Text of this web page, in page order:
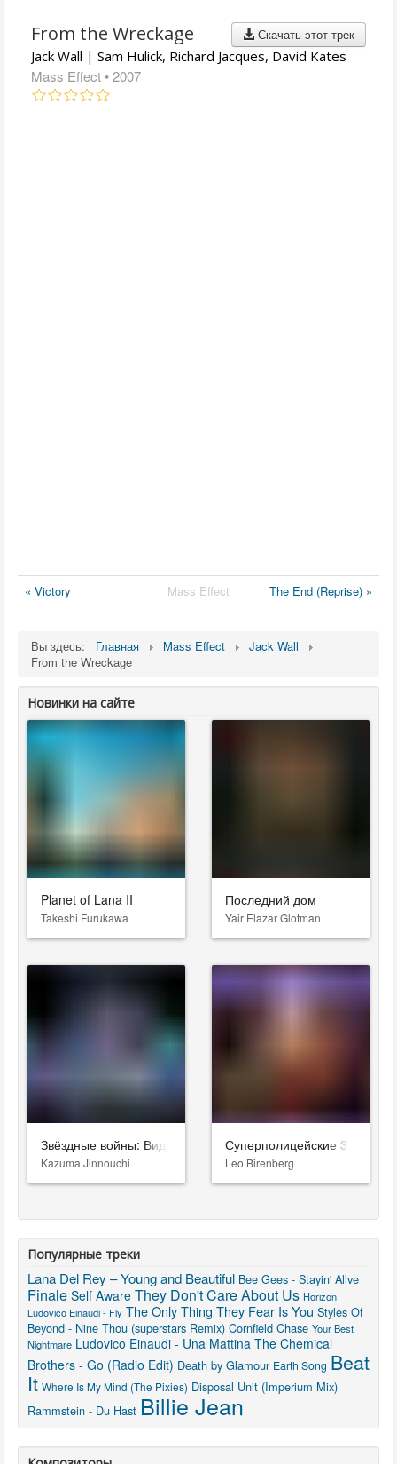
Скачать этот трек
From the Wreckage
Jack Wall | Sam Hulick, Richard Jacques, David Kates
Mass Effect • 2007
« Victory Mass Effect The End (Reprise) »
Вы здесь: Главная Mass Effect
Jack Wall
From the Wreckage
Новинки на сайте
Planet of Lana II
Takeshi Furukawa
Последний дом
Yair Elazar Glotman
Звёздные войны: Видения. Девятый джедай
Kazuma Jinnouchi
Суперполицейские 3
Leo Birenberg
Популярные треки
Lana Del Rey – Young and Beautiful Bee Gees - Stayin' Alive
Finale Self Aware They Don't Care About Us Horizon
Ludovico Einaudi - Fly The Only Thing They Fear Is You Styles Of
Beyond - Nine Thou (superstars Remix) Cornfield Chase Your Best
Nightmare Ludovico Einaudi - Una Mattina The Chemical
Brothers - Go (Radio Edit) Death by Glamour Earth Song Beat
It Where Is My Mind (The Pixies) Disposal Unit (Imperium Mix)
Rammstein - Du Hast Billie Jean